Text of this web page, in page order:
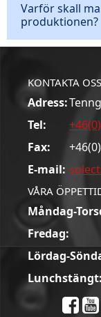
Varför skall
produktionen?
KONTAKTA OSS
Adress:
Tel:
Fax:
E-mail:
VÅRA
Måndag-
Fredag:
Lördag-
Lunchstängt: